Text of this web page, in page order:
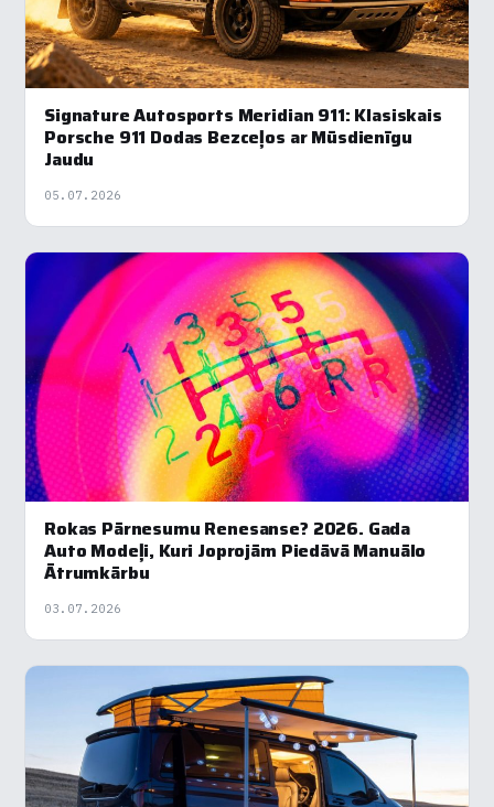
Signature Autosports Meridian 911: Klasiskais
Porsche 911 Dodas Bezceļos ar Mūsdienīgu
Jaudu
05.07.2026
Rokas Pārnesumu Renesanse? 2026. Gada
Auto Modeļi, Kuri Joprojām Piedāvā Manuālo
Ātrumkārbu
03.07.2026